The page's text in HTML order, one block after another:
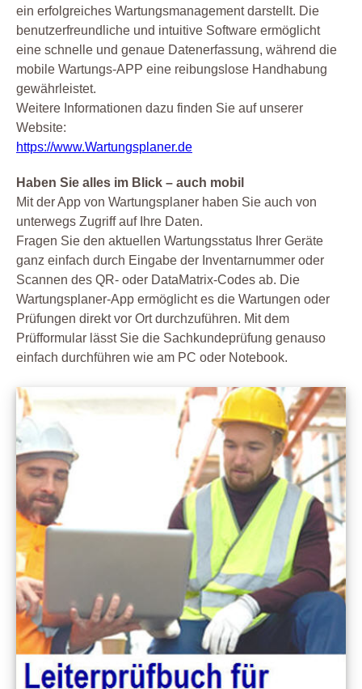
ein erfolgreiches Wartungsmanagement darstellt. Die
benutzerfreundliche und intuitive Software ermöglicht
eine schnelle und genaue Datenerfassung, während die
mobile Wartungs-APP eine reibungslose Handhabung
gewährleistet.
Weitere Informationen dazu finden Sie auf unserer
Website:
https://www.Wartungsplaner.de
Haben Sie alles im Blick – auch mobil
Mit der App von Wartungsplaner haben Sie auch von
unterwegs Zugriff auf Ihre Daten.
Fragen Sie den aktuellen Wartungsstatus Ihrer Geräte
ganz einfach durch Eingabe der Inventarnummer oder
Scannen des QR- oder DataMatrix-Codes ab. Die
Wartungsplaner-App ermöglicht es die Wartungen oder
Prüfungen direkt vor Ort durchzuführen. Mit dem
Prüfformular lässt Sie die Sachkundeprüfung genauso
einfach durchführen wie am PC oder Notebook.